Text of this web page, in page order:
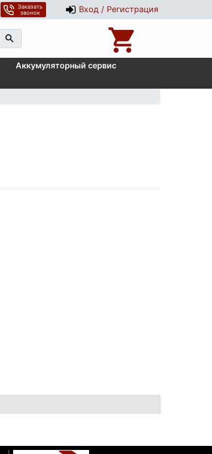
Заказать
звонок
Вход / Регистрация
Аккумуляторный сервис